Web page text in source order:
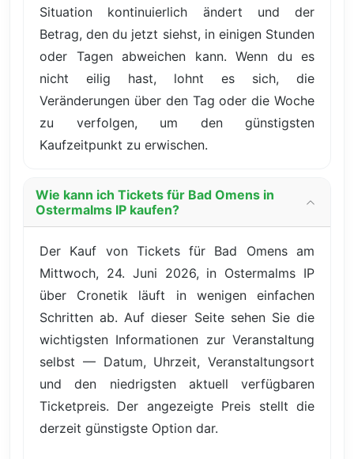
Situation kontinuierlich ändert und der
Betrag, den du jetzt siehst, in einigen Stunden
oder Tagen abweichen kann. Wenn du es
nicht eilig hast, lohnt es sich, die
Veränderungen über den Tag oder die Woche
zu verfolgen, um den günstigsten
Kaufzeitpunkt zu erwischen.
Wie kann ich Tickets für Bad Omens in
Ostermalms IP kaufen?
Der Kauf von Tickets für Bad Omens am
Mittwoch, 24. Juni 2026, in Ostermalms IP
über Cronetik läuft in wenigen einfachen
Schritten ab. Auf dieser Seite sehen Sie die
wichtigsten Informationen zur Veranstaltung
selbst — Datum, Uhrzeit, Veranstaltungsort
und den niedrigsten aktuell verfügbaren
Ticketpreis. Der angezeigte Preis stellt die
derzeit günstigste Option dar.